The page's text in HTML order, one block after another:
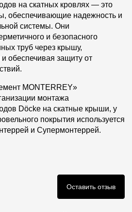
на скатных кровлях — это
обеспечивающие надежность и
системы. Они
и безопасного
труб через крышу,
обеспечивая защиту от
MONTERREY»
монтажа
Döcke на скатные крыши, у
покрытия используется
и Супермонтеррей.
Оставить отзыв